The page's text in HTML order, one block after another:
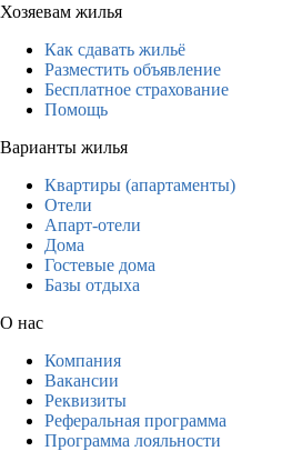
Хозяевам жилья
Как сдавать жильё
Разместить объявление
Бесплатное страхование
Помощь
Варианты жилья
Квартиры (апартаменты)
Отели
Апарт-отели
Дома
Гостевые дома
Базы отдыха
О нас
Компания
Вакансии
Реквизиты
Реферальная программа
Программа лояльности